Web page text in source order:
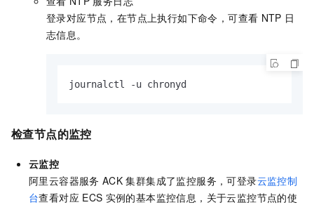
登录对应节点，在节点上执行如下命令，可查看 NTP 日
志信息。
journalctl -u chronyd
检查节点的监控
云监控
阿里云容器服务 ACK 集群集成了监控服务，可登录云监控制
台查看对应 ECS 实例的基本监控信息，关于云监控节点的使